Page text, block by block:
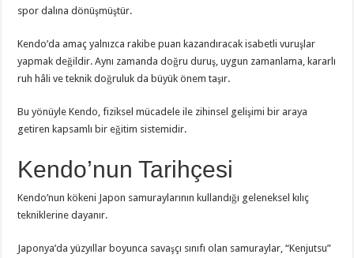
spor dalına dönüşmüştür.
Kendo’da amaç yalnızca rakibe puan kazandıracak isabetli vuruşlar
yapmak değildir. Aynı zamanda doğru duruş, uygun zamanlama, kararlı
ruh hâli ve teknik doğruluk da büyük önem taşır.
Bu yönüyle Kendo, fiziksel mücadele ile zihinsel gelişimi bir araya
getiren kapsamlı bir eğitim sistemidir.
Kendo’nun Tarihçesi
Kendo’nun kökeni Japon samuraylarının kullandığı geleneksel kılıç
tekniklerine dayanır.
Japonya’da yüzyıllar boyunca savaşçı sınıfı olan samuraylar, “Kenjutsu”